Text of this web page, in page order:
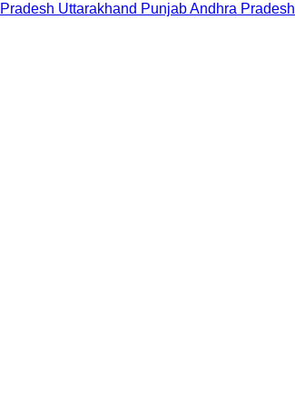
Uttarakhand PunjabAndhra Pradesh